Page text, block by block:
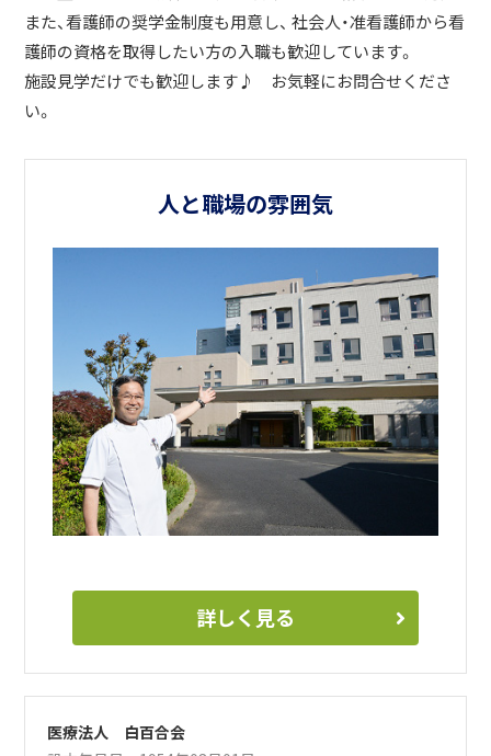
また、看護師の奨学金制度も用意し、 社会人・准看護師から看
護師の資格を取得したい方の入職も歓迎しています。
施設見学だけでも歓迎します♪ お気軽にお問合せくださ
い。
人と職場の雰囲気
詳しく見る
医療法人 白百合会